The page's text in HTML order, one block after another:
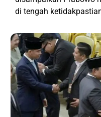
di tengah